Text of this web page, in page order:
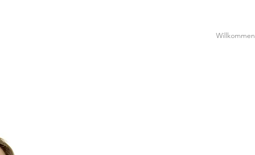
Willkommen